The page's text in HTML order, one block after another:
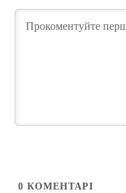
0 КОМЕНТАРІ